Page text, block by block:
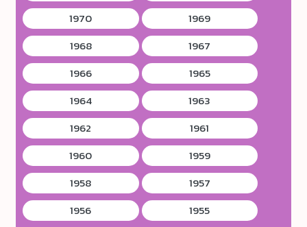
1970
1969
1968
1967
1966
1965
1964
1963
1962
1961
1960
1959
1958
1957
1956
1955